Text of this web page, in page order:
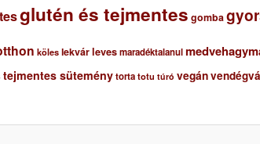
glutén és tejmentes gomba
köles lekvárlevesmaradéktalanul
tejmentes süteménytorta totu túró vegán